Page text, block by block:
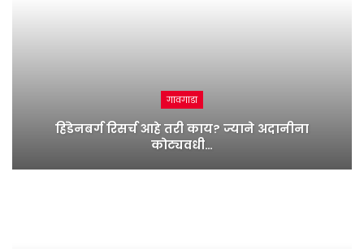
गावगाडा
हिंडेनबर्ग रिसर्च आहे तरी काय? ज्याने अदानीना
कोट्यवधी…